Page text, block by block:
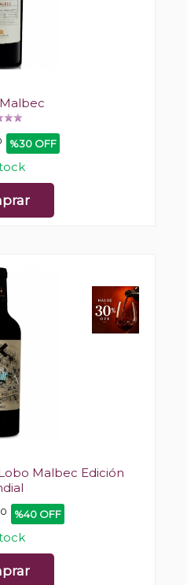
%30 OFF
Malbec Edición
%40 OFF